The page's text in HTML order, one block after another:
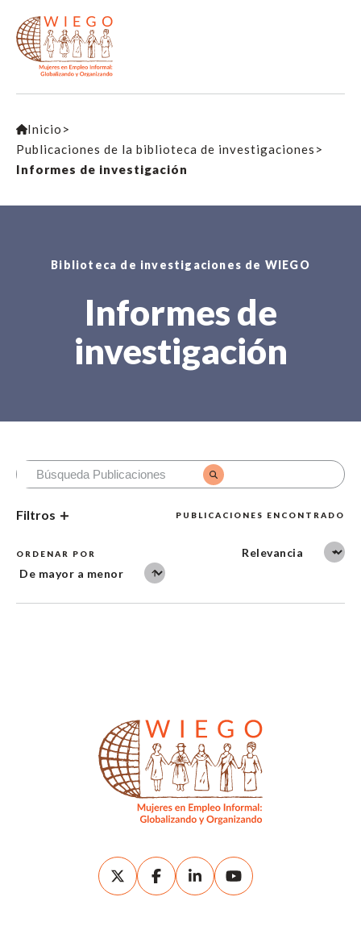
Inicio >
Publicaciones de la biblioteca de investigaciones >
Informes de investigación
Biblioteca de investigaciones de WIEGO
Informes de
investigación
PUBLICACIONES ENCONTRADO
Filtros
ORDENAR POR